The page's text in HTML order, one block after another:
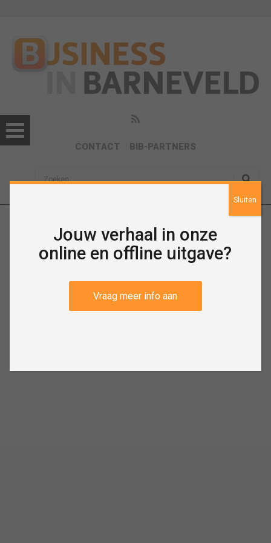
CONTACT BIB-PARTNERS
sisea.search
Augustus 2017
Jouw verhaal in onze
online en offline uitgave?
Vraag meer info aan
Sluiten